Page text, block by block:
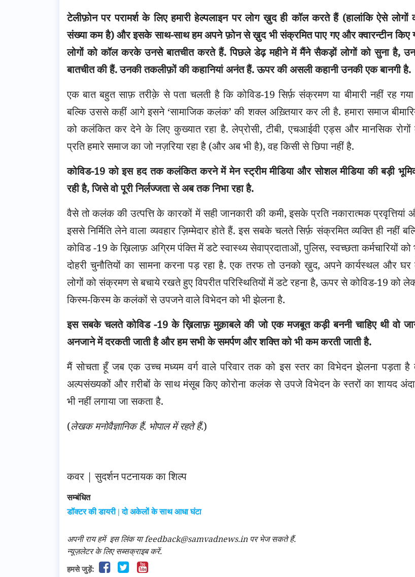
टेलीफ़ोन पर परामर्श के लिए हमारी हेल्पलाइन पर लोग ख़ुद ही कॉल करते हैं (हालांकि ऐसे लोगों
संख्या कम है) और इसके साथ-साथ हम अपने फ़ोन से ख़ुद भी संक्रमित पाए गए और क्वारन्टीन किए
लोगों को कॉल करके उनसे बातचीत करते हैं. पिछले डेढ़ महीने में मैंने सैकड़ों लोगों को सुना है,
बातचीत की हैं. उनकी तकलीफ़ों की कहानियां अनंत हैं. ऊपर की असली कहानी उनकी एक बानगी है.
एक बात बहुत साफ़ तरीक़े से पता चलती है कि कोविड-19 सिर्फ़ संक्रमण या बीमारी नहीं रह
बल्कि उससे कहीं आगे इसने ‘सामाजिक कलंक’ की शक्ल अख़्तियार कर ली है. हमारा समाज
को कलंकित कर देने के लिए कुख्यात रहा है. लेप्रोसी, टीबी, एचआईवी एड्स और मानसिक
प्रति हमारे समाज का जो नज़रिया रहा है (और अब भी है), वह किसी से छिपा नहीं है.
कोविड-19 को इस हद तक कलंकित करने में मेन स्ट्रीम मीडिया और सोशल मीडिया की बड़ी
रही है, जिसे वो पूरी निर्लज्जता से अब तक निभा रहा है.
वैसे तो कलंक की उत्पत्ति के कारकों में सही जानकारी की कमी, इसके प्रति नकारात्मक प्रवृत्तियां
इससे निर्मिति लेने वाला व्यवहार ज़िम्मेदार होते हैं. इस सबके चलते सिर्फ़ संक्रमित व्यक्ति ही नहीं
कोविड -19 के ख़िलाफ़ अग्रिम पंक्ति में डटे स्वास्थ्य सेवाप्रदाताओं, पुलिस, स्वच्छता कर्मचारियों को
दोहरी चुनौतियों का सामना करना पड़ रहा है. एक तरफ तो उनको ख़ुद, अपने कार्यस्थल और
लोगों को संक्रमण से बचाये रखते हुए विपरीत परिस्थितियों में डटे रहना है, ऊपर से कोविड-19 को
किस्म-किस्म के कलंकों से उपजने वाले विभेदन को भी झेलना है.
इस सबके चलते कोविड -19 के ख़िलाफ़ मुक़ाबले की जो एक मजबूत कड़ी बननी चाहिए थी वो
अनजाने में दरकती जाती है और हम सभी के समर्पण और शक्ति को भी कम करती जाती है.
मैं सोचता हूँ जब एक उच्च मध्यम वर्ग वाले परिवार तक को इस स्तर का विभेदन झेलना पड़ता है
अल्पसंख्यकों और ग़रीबों के साथ मंसूब किए कोरोना कलंक से उपजे विभेदन के स्तरों का शायद
भी नहीं लगाया जा सकता है.
(लेखक मनोवैज्ञानिक हैं. भोपाल में रहते हैं.)
कवर | सुदर्शन पटनायक का शिल्प
सम्बंधित
डॉक्टर की डायरी | दो अकेलों के साथ आधा घंटा
अपनी राय हमें इस लिंकया feedback@samvadnews.in पर भेज सकते हैं.
न्यूज़लेटर के लिए सब्सक्राइब करें.
हमसे जुड़ें: